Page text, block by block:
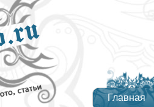
Главная